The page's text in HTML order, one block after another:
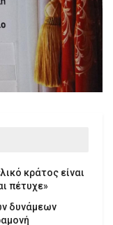
κράτος είναι
πέτυχε»
δυνάμεων